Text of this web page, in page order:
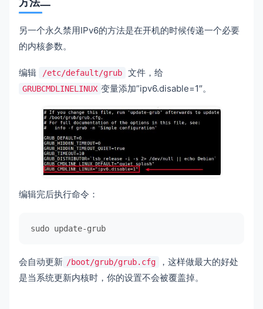
另一个永久禁用IPv6的方法是在开机的时候传递一个必要
的内核参数。
编辑 /etc/default/grub 文件，给
GRUBCMDLINELINUX 变量添加”ipv6.disable=1″。
编辑完后执行命令：
sudo update-grub
会自动更新 /boot/grub/grub.cfg
，这样做最大的好处
是当系统更新内核时，你的设置不会被覆盖掉。